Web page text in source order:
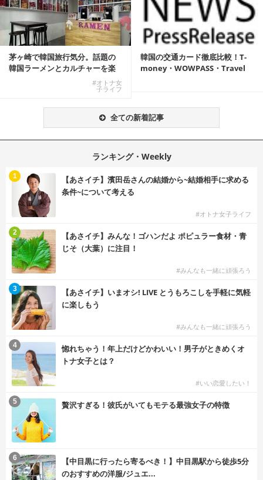
茅ヶ崎で韓国旅行気分。話題の
韓国ラーメンとカルチャーを楽
#オトナ女
子ライフ
韓国の交通カード徹底比較！T-
money・WOWPASS・Travel
全ての新着記事
ランキング・Weekly
【あさイチ】濱田岳さんの結婚から~結婚相手に求める
条件~について考える
#オトナ女子ライフ
1
【あさイチ】みんな！ゴハンだよ ポピュラー食材・青
じそ（大葉）に注目！
#みんなも一緒に頑張ろう
2
【あさイチ】いまオシ! LIVE とうもろこしを手軽に気軽
に楽しもう
#みんなも一緒に頑張ろう
3
惚れちゃう！年上だけどかわいい！男子がときめくオ
トナ女子とは？
#いい恋愛したい！
4
贅沢すぎる！彼氏がいてもモテる最強女子の特徴
5
【中目黒に行ったら寄るべき！】中目黒駅から徒歩5分
のおすすめの洋服/ジュエ...
6